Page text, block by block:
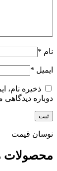
نام *
ایمیل *
ذخیره نام،
دوباره
نوسان قیمت
محصولات